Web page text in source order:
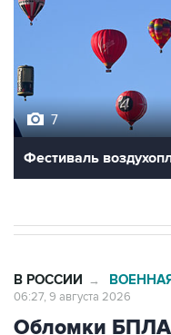
Фестиваль
Обломки БПЛА
двух